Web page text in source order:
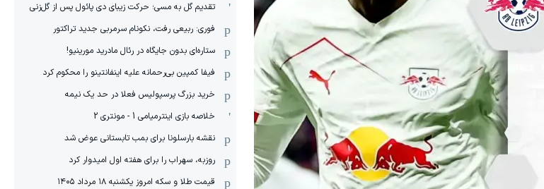
تقدیم گل به مسی؛ حرکت زیبای دی پائول پس از گل‌زنی
فوری: ربیعی رفت، نکونام سرمربی جدید تراکتور
ستاره‌ای بدون جایگاه در رئال مادرید مورینیو!
فیفا کمپین بی‌رحمانه علیه اینفانتینو را محکوم کرد
خرید بزرگ پرسپولیس فعلا در حد یک نیمه
خلاصه بازی اینترمیامی 1 - مونتری 2
نقشه بارسلونا برای بمب تابستانی عوض شد
روزبه، سهراب را برای هفته اول امیدوار کرد
قیمت طلا و سکه امروز یکشنبه ۱۸ مرداد ۱۴۰۵